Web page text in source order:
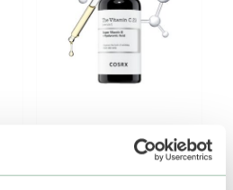
COSRX | The Vitamin C